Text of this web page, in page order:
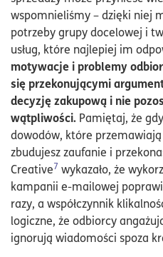
wspomnieliśmy – dzięki niej
potrzeby grupy docelowej i
usług, które najlepiej im
motywacje i problemy
się przekonującymi
decyzję zakupową i nie
wątpliwości. Pamiętaj, że
dowodów, które
zbudujesz zaufanie i
Creative7 wykazało, że
kampanii e-mailowej
razy, a współczynnik
logiczne, że odbiorcy
ignorują wiadomości spoza